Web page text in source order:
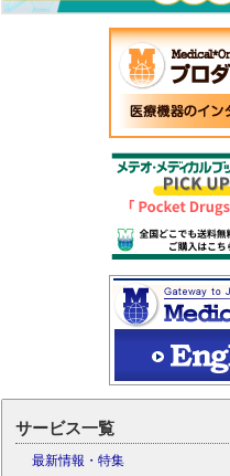
サービス一覧
最新情報・特集